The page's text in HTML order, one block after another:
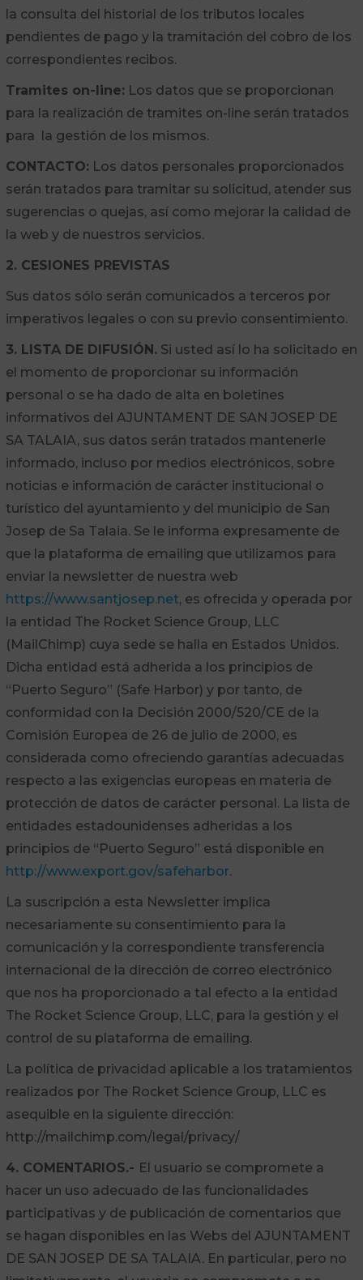
la consulta del historial de los tributos locales
pendientes de pago y la tramitación del cobro de los
correspondientes recibos.
Tramites on-line: Los datos que se proporcionan
para la realización de tramites on-line serán tratados
para la gestión de los mismos.
CONTACTO: Los datos personales proporcionados
serán tratados para tramitar su solicitud, atender sus
sugerencias o quejas, así como mejorar la calidad de
la web y de nuestros servicios.
2. CESIONES PREVISTAS
Sus datos sólo serán comunicados a terceros por
imperativos legales o con su previo consentimiento.
3. LISTA DE DIFUSIÓN. Si usted así lo ha solicitado en
el momento de proporcionar su información
personal o se ha dado de alta en boletines
informativos del AJUNTAMENT DE SAN JOSEP DE
SA TALAIA, sus datos serán tratados mantenerle
informado, incluso por medios electrónicos, sobre
noticias e información de carácter institucional o
turístico del ayuntamiento y del municipio de San
Josep de Sa Talaia. Se le informa expresamente de
que la plataforma de emailing que utilizamos para
enviar la newsletter de nuestra web
https://www.santjosep.net, es ofrecida y operada por
la entidad The Rocket Science Group, LLC
(MailChimp) cuya sede se halla en Estados Unidos.
Dicha entidad está adherida a los principios de
“Puerto Seguro” (Safe Harbor) y por tanto, de
conformidad con la Decisión 2000/520/CE de la
Comisión Europea de 26 de julio de 2000, es
considerada como ofreciendo garantías adecuadas
respecto a las exigencias europeas en materia de
protección de datos de carácter personal. La lista de
entidades estadounidenses adheridas a los
principios de “Puerto Seguro” está disponible en
http://www.export.gov/safeharbor.
La suscripción a esta Newsletter implica
necesariamente su consentimiento para la
comunicación y la correspondiente transferencia
internacional de la dirección de correo electrónico
que nos ha proporcionado a tal efecto a la entidad
The Rocket Science Group, LLC, para la gestión y el
control de su plataforma de emailing.
La política de privacidad aplicable a los tratamientos
realizados por The Rocket Science Group, LLC es
asequible en la siguiente dirección:
http://mailchimp.com/legal/privacy/
4. COMENTARIOS.- El usuario se compromete a
hacer un uso adecuado de las funcionalidades
participativas y de publicación de comentarios que
se hagan disponibles en las Webs del AJUNTAMENT
DE SAN JOSEP DE SA TALAIA. En particular, pero no